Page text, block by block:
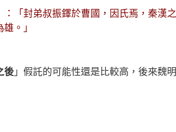
：「封弟叔振鐸於曹國，因氏焉，秦
。」
後 」假託的可能性還是比較高，後來魏